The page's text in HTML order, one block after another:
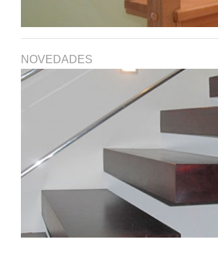
NOVEDADES